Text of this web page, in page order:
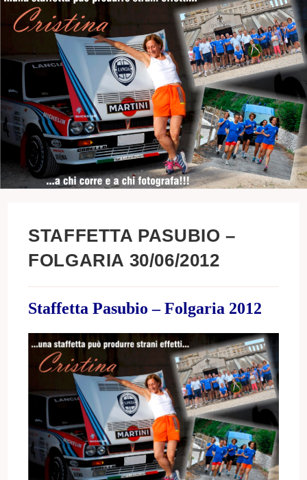
STAFFETTA PASUBIO –
FOLGARIA 30/06/2012
Staffetta Pasubio – Folgaria 2012